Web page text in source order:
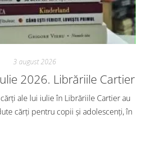
3 august 2026
2026. Librăriile Cartier
ale lui iulie în Librăriile Cartier au
cărți pentru copii și adolescenți, în